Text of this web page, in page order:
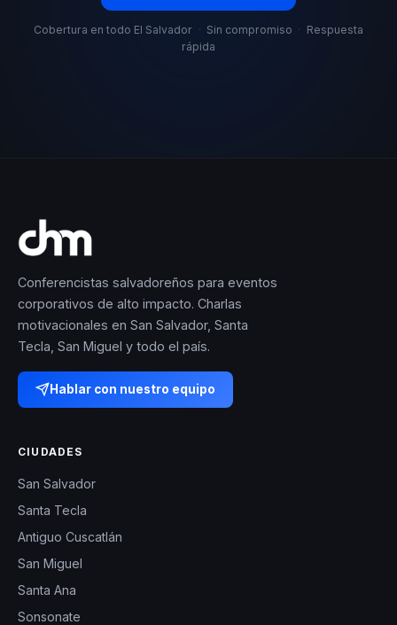
Cobertura en todo El Salvador · Sin compromiso · Respuesta
rápida
Conferencistas salvadoreños para eventos
corporativos de alto impacto. Charlas
motivacionales en San Salvador, Santa
Tecla, San Miguel y todo el país.
Hablar con nuestro equipo
CIUDADES
San Salvador
Santa Tecla
Antiguo Cuscatlán
San Miguel
Santa Ana
Sonsonate